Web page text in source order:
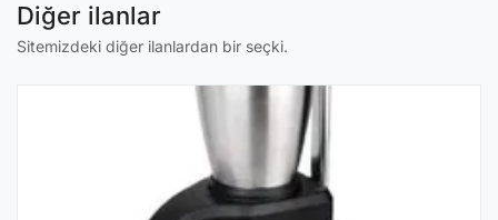
Diğer ilanlar
Sitemizdeki diğer ilanlardan bir seçki.